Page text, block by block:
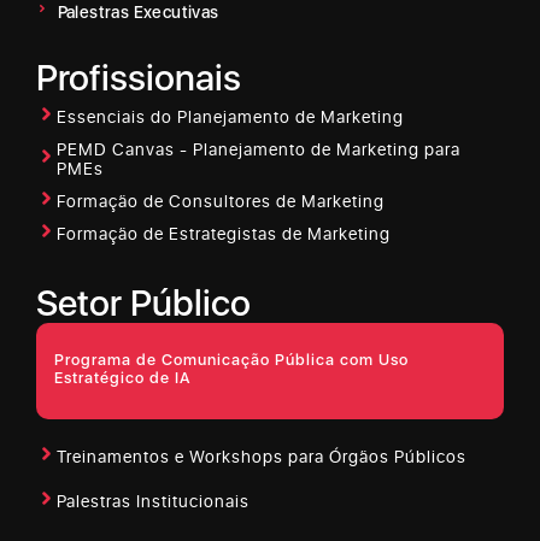
Palestras Executivas
Profissionais
Essenciais do Planejamento de Marketing
PEMD Canvas - Planejamento de Marketing para
PMEs
Formação de Consultores de Marketing
Formação de Estrategistas de Marketing
Setor Público
Programa de Comunicação Pública com Uso
Estratégico de IA
Treinamentos e Workshops para Órgãos Públicos
Palestras Institucionais